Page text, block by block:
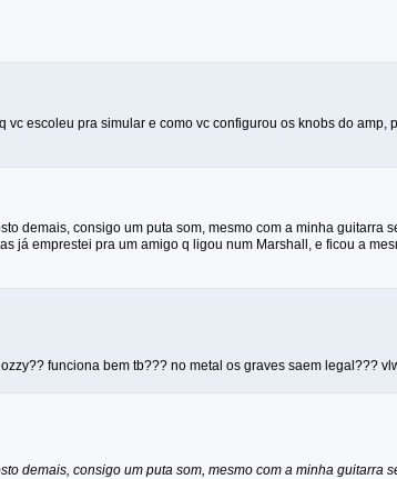
vc escoleu pra simular e como vc configurou os knobs do amp,
demais, consigo um puta som, mesmo com a minha guitarra
já emprestei pra um amigo q ligou num Marshall, e ficou a
funciona bem tb??? no metal os graves saem legal???
demais, consigo um puta som, mesmo com a minha guitarra